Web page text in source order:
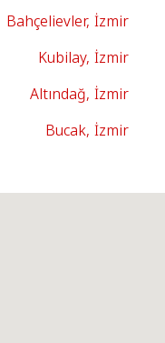
Bahçelievler, İzmir
Kubilay, İzmir
Altındağ, İzmir
Bucak, İzmir